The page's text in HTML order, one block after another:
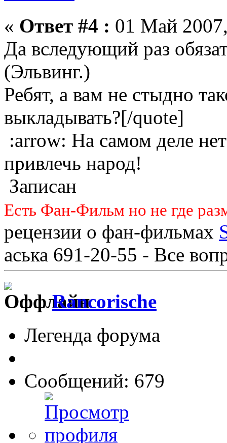
« Ответ #4 : 01 Май
Да вследующий раз
(Эльвинг.)
Ребят, а вам не стыдно
выкладывать?[/quote]
:arrow: На самом деле
привлечь народ!
Записан
Есть Фан-Фильм но не где
рецензии о фан-фильмах
аська 691-20-55 - Все
Rancorische
Легенда форума
Сообщений: 679